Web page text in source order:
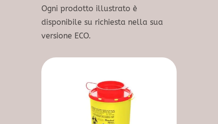
Ogni prodotto illustrato è
disponibile su richiesta nella sua
versione ECO.